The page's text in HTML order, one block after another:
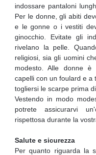
indossare pantaloni
Per le donne, gli abiti
e le gonne o i vestiti
ginocchio. Evitate gli
rivelano la pelle.
religiosi, sia gli uomini
modesto. Alle donne
capelli con un foulard e a
togliersi le scarpe prima
Vestendo in modo
potrete assicurarvi
rispettosa durante la
Salute e sicurezza
Per quanto riguarda la